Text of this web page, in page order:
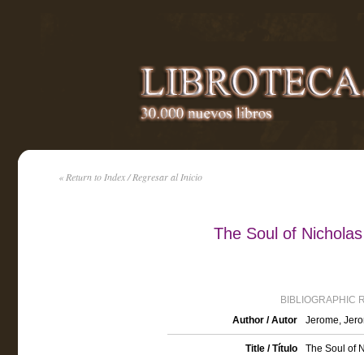
« Return to Index / Regresar al Inicio
The Soul of
BIBLIOGRAPHIC
Author / Autor
Jerome,
Title / Título The Soul of